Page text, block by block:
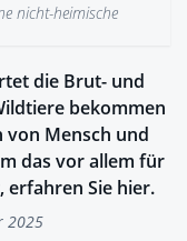
nicht-heimische
die Brut- und
bekommen
von Mensch und
das vor allem für
erfahren Sie hier.
2025